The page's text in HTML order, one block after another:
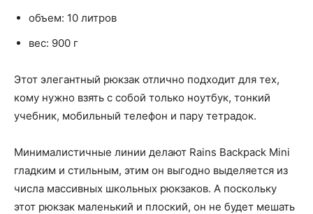
объем: 10 литров
вес: 900 г
Этот элегантный рюкзак отлично подходит для тех,
кому нужно взять с собой только ноутбук, тонкий
учебник, мобильный телефон и пару тетрадок.
Минималистичные линии делают Rains Backpack Mini
гладким и стильным, этим он выгодно выделяется из
числа массивных школьных рюкзаков. А поскольку
этот рюкзак маленький и плоский, он не будет мешать